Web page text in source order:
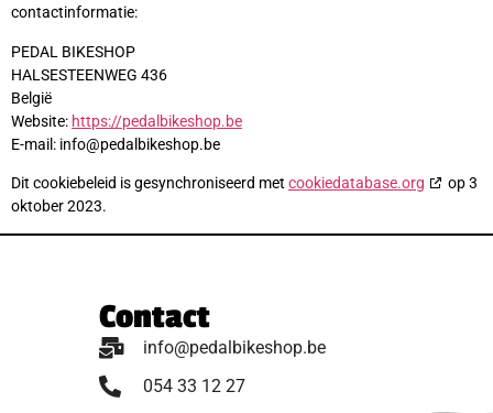
contactinformatie:
PEDAL BIKESHOP
HALSESTEENWEG 436
België
Website: https://pedalbikeshop.be
E-mail: info@pedalbikeshop.be
Dit cookiebeleid is gesynchroniseerd met cookiedatabase.org
op 3
oktober 2023.
Contact
info@pedalbikeshop.be
054 33 12 27